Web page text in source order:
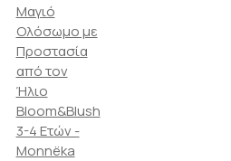
Μαγιό
Ολόσωμο με
Προστασία
από τον
Ήλιο
Bloom&Blush
3-4 Ετών -
Monnëka